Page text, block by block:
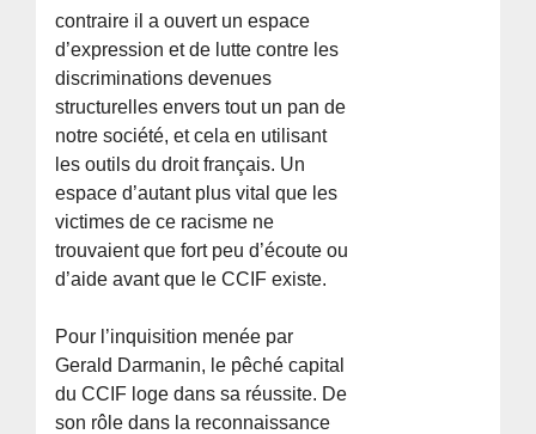
contraire il a ouvert un espace
d’expression et de lutte contre les
discriminations devenues
structurelles envers tout un pan de
notre société, et cela en utilisant
les outils du droit français. Un
espace d’autant plus vital que les
victimes de ce racisme ne
trouvaient que fort peu d’écoute ou
d’aide avant que le CCIF existe.
Pour l’inquisition menée par
Gerald Darmanin, le pêché capital
du CCIF loge dans sa réussite. De
son rôle dans la reconnaissance